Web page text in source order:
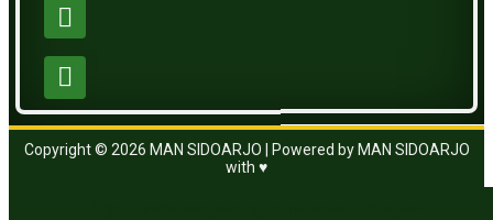
Copyright © 2026 MAN SIDOARJO | Powered by MAN SIDOARJO
with ♥